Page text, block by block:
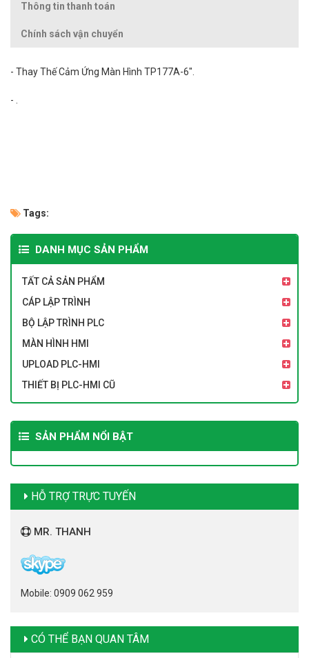
Thông tin thanh toán
Chính sách vận chuyển
- Thay Thế Cảm Ứng Màn Hình TP177A-6".
- .
Tags:
DANH MỤC SẢN PHẨM
TẤT CẢ SẢN PHẨM
CÁP LẬP TRÌNH
BỘ LẬP TRÌNH PLC
MÀN HÌNH HMI
UPLOAD PLC-HMI
THIẾT BỊ PLC-HMI CŨ
SẢN PHẨM NỔI BẬT
HỖ TRỢ TRỰC TUYẾN
MR. THANH
Mobile: 0909 062 959
CÓ THỂ BẠN QUAN TÂM